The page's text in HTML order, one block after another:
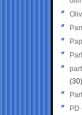
(30)
PD